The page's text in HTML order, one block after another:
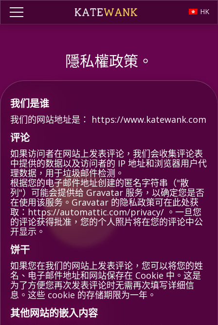
隱私權政策。
我们是谁
我们的网站地址是： https://www.katewank.com
评论
如果访问者在网站上发表评论，我们会收集评论表
中提供的数据以及访问者的 IP 地址和浏览器用户代
理数据，用于垃圾邮件检测。
根据您的电子邮件地址创建的匿名字符串（"散
列"）可能会提供给 Gravatar 服务，以确定您是否
在使用该服务。Gravatar 的隐私政策可在此处获
取：https://automattic.com/privacy/ 。一旦您
的评论获得批准，您的个人照片将在您的评论中公
开显示。
饼干
如果您在我们的网站上发表评论，您可以将您的姓
名、电子邮件地址和网站保存在 Cookie 中。这是
为了方便您再次发表评论时无需再次填写详细信
息。这些 cookie 的存储期限为一年。
其他网站的嵌入内容
HK